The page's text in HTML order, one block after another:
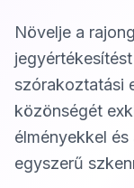
Növelje a
szórakoztatási
közönségét
élményekkel
egyszerű